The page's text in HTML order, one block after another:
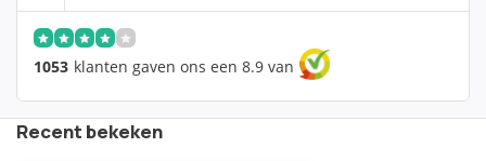
1053 klanten gaven ons een 8.9 van
Recent bekeken